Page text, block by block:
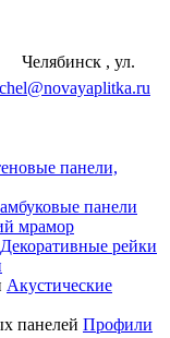
Челябинск , ул.
chel@novayaplitka.ru
панели,
панели
мрамор
Декоративные рейки
Акустические
Профили